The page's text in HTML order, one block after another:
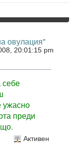
овулация"
20:01:15 pm
себе
ужасно
преди
Активен